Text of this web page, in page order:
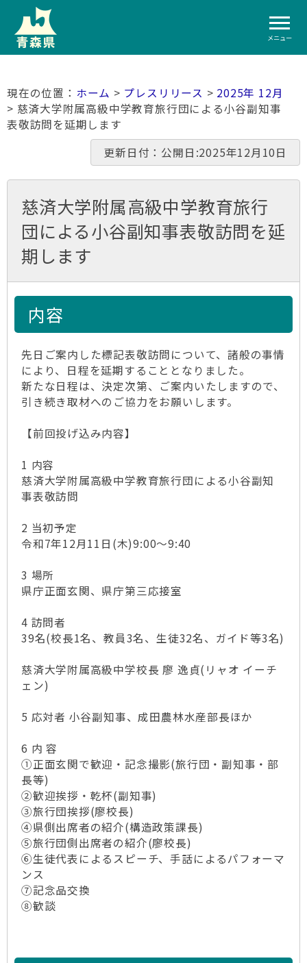
メニュー
ホーム > プレスリリース > 2025年 12月
> 慈済大学附属高級中学教育旅行団による小谷副知事
表敬訪問を延期します
更新日付：公開日:2025年12月10日
慈済大学附属高級中学教育旅行
団による小谷副知事表敬訪問を延
期します
内容
先日ご案内した標記表敬訪問について、諸般の事情
により、日程を延期することとなりました。
新たな日程は、決定次第、ご案内いたしますので、
引き続き取材へのご協力をお願いします。
【前回投げ込み内容】
1 内容
慈済大学附属高級中学教育旅行団による小谷副知
事表敬訪問
2 当初予定
令和7年12月11日(木)9:00～9:40
3 場所
県庁正面玄関、県庁第三応接室
4 訪問者
39名(校長1名、教員3名、生徒32名、ガイド等3名)
慈済大学附属高級中学校長 廖 逸貞(リャオ イーチ
ェン)
5 応対者 小谷副知事、成田農林水産部長ほか
6 内 容
①正面玄関で歓迎・記念撮影(旅行団・副知事・部
長等)
②歓迎挨拶・乾杯(副知事)
③旅行団挨拶(廖校長)
④県側出席者の紹介(構造政策課長)
⑤旅行団側出席者の紹介(廖校長)
⑥生徒代表によるスピーチ、手話によるパフォーマ
ンス
⑦記念品交換
⑧歓談